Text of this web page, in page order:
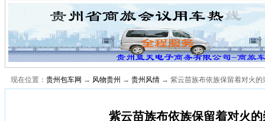
现在位置： 贵州包车网 → 风物贵州 → 贵州风情 → 紫云苗族布依族保留着对火的
紫云苗族布依族保留着对火